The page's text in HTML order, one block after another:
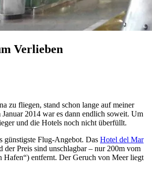
Verlieben
zu fliegen, stand schon lange auf meiner
2014 war es dann endlich soweit. Um
und die Hotels noch nicht überfüllt.
günstigste Flug-Angebot. Das Hotel del Mar
der Preis sind unschlagbar – nur 200m vom
Hafen“) entfernt. Der Geruch von Meer liegt